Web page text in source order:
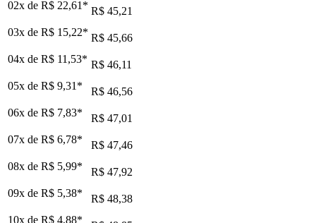
02x de R$ 22,61 * R$ 45,21
03x de R$ 15,22* R$ 45,66
04x de R$ 11,53* R$ 46,11
05x de R$ 9,31 *
R$ 46,56
06x de R$ 7,83*
R$ 47,01
07x de R$ 6,78*
R$ 47,46
08x de R$ 5,99*
R$ 47,92
09x de R$ 5,38*
R$ 48,38
10x de R$ 4,88*